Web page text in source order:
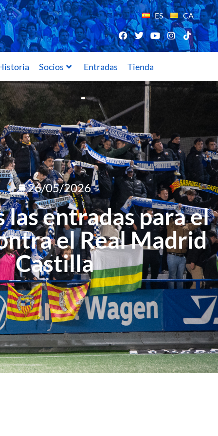
ES CA
Socios Entradas Tienda
26/05/2026
las entradas para el
el Real Madrid
Castilla